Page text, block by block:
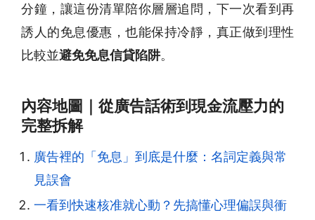
分鐘，讓這份清單陪你層層追問，下一次看到再
誘人的免息優惠，也能保持冷靜，真正做到理性
比較並避免免息信貸陷阱。
內容地圖｜從廣告話術到現金流壓力的
完整拆解
廣告裡的「免息」到底是什麼：名詞定義與常
見誤會
一看到快速核准就心動？先搞懂心理偏誤與衝